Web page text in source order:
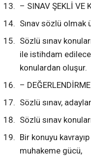
– SINAV ŞEKLİ VE
Sınav sözlü olmak
Sözlü sınav
ile istihdam
konulardan oluşur.
– DEĞERLENDİRME
Sözlü sınav,
Sözlü sınav
Bir konuyu
muhakeme gücü,